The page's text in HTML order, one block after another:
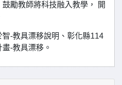
勵教師將科技融入教學， 開
-教具漂移說明、彰化縣114
-教具漂移。